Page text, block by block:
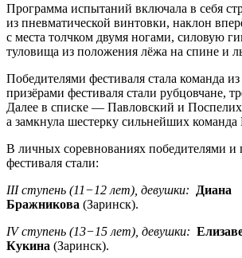
Программа испытаний включала в себя
из пневматической винтовки, наклон
с места толчком двумя ногами, силовую
туловища из положения лёжа на спине и
Победителями фестиваля стала команда
призёрами фестиваля стали рубцовчане,
Далее в списке — Павловский и
а замкнула шестерку сильнейших команда
В личных соревнованиях победителями и
фестиваля стали:
III ступень (11−12 лет), девушки:
Диана
Бражникова (Заринск).
IV ступень (13−15 лет), девушки:
Кукина (Заринск).